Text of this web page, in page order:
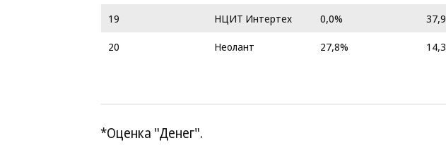
19 НЦИТ Интертех 0,0% 37,9
20
Неолант 27,8% 14,3
*Оценка "Денег".